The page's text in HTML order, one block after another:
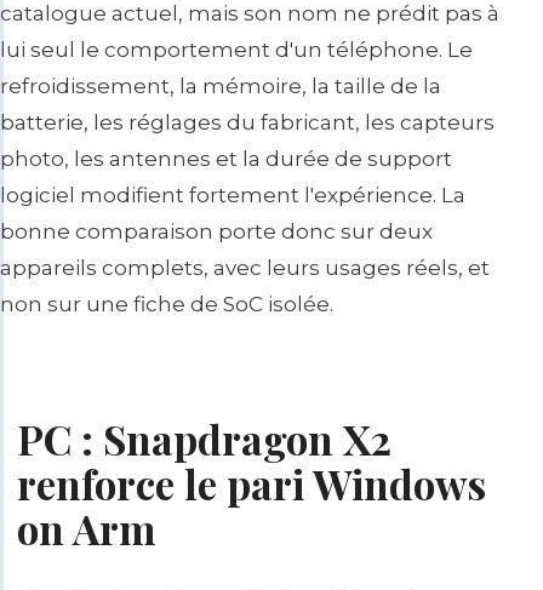
catalogue actuel, mais son nom ne prédit pas à
lui seul le comportement d'un téléphone. Le
refroidissement, la mémoire, la taille de la
batterie, les réglages du fabricant, les capteurs
photo, les antennes et la durée de support
logiciel modifient fortement l'expérience. La
bonne comparaison porte donc sur deux
appareils complets, avec leurs usages réels, et
non sur une fiche de SoC isolée.
PC : Snapdragon X2
renforce le pari Windows
on Arm